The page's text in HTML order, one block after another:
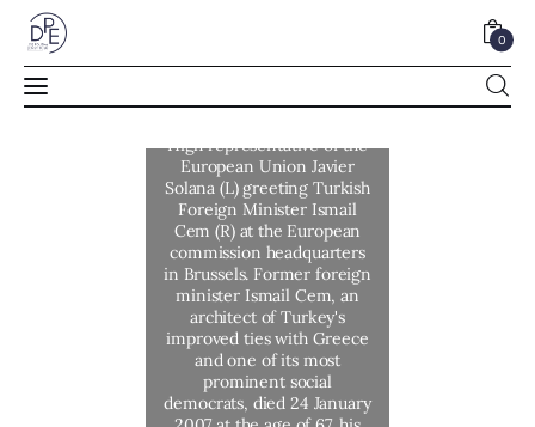
0
Strateji Düzeyi Yol Ayrımında Ne Yapardı?